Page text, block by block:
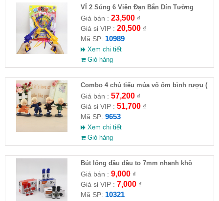
VỈ 2 Súng 6 Viên Đạn Bắn Dín Tường
Giá bán : 23,500₫
Giá sỉ VIP : 20,500₫
Mã SP: 10989
Xem chi tiết
Giỏ hàng
Combo 4 chú tiểu múa võ ôm bình rượu (
HĐ )
Giá bán : 57,200₫
Giá sỉ VIP : 51,700₫
Mã SP: 9653
Xem chi tiết
Giỏ hàng
Bút lông dầu đầu to 7mm nhanh khô
Giá bán : 9,000₫
Giá sỉ VIP : 7,000₫
Mã SP: 10321